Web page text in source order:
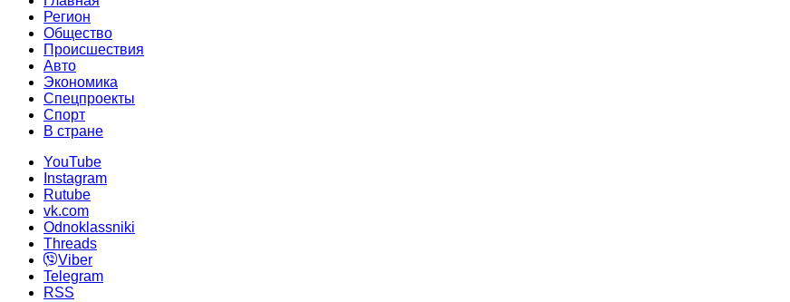
Регион
Общество
Происшествия
Авто
Экономика
Спецпроекты
Cпорт
В стране
YouTube
Instagram
Rutube
vk.com
Odnoklassniki
Threads
Viber
Telegram
RSS